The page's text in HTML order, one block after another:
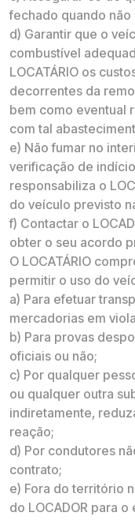
fechado quando
d) Garantir que o
combustível
LOCATÁRIO os
decorrentes da
bem como eventual
com tal
e) Não fumar no
verificação de
responsabiliza o
do veículo previsto
f) Contactar o
obter o seu acordo
O LOCATÁRIO
permitir o uso do
a) Para efetuar
mercadorias em
b) Para provas
oficiais ou não;
c) Por qualquer
ou qualquer outra
indiretamente,
reação;
d) Por condutores
contrato;
e) Fora do território
do LOCADOR para o